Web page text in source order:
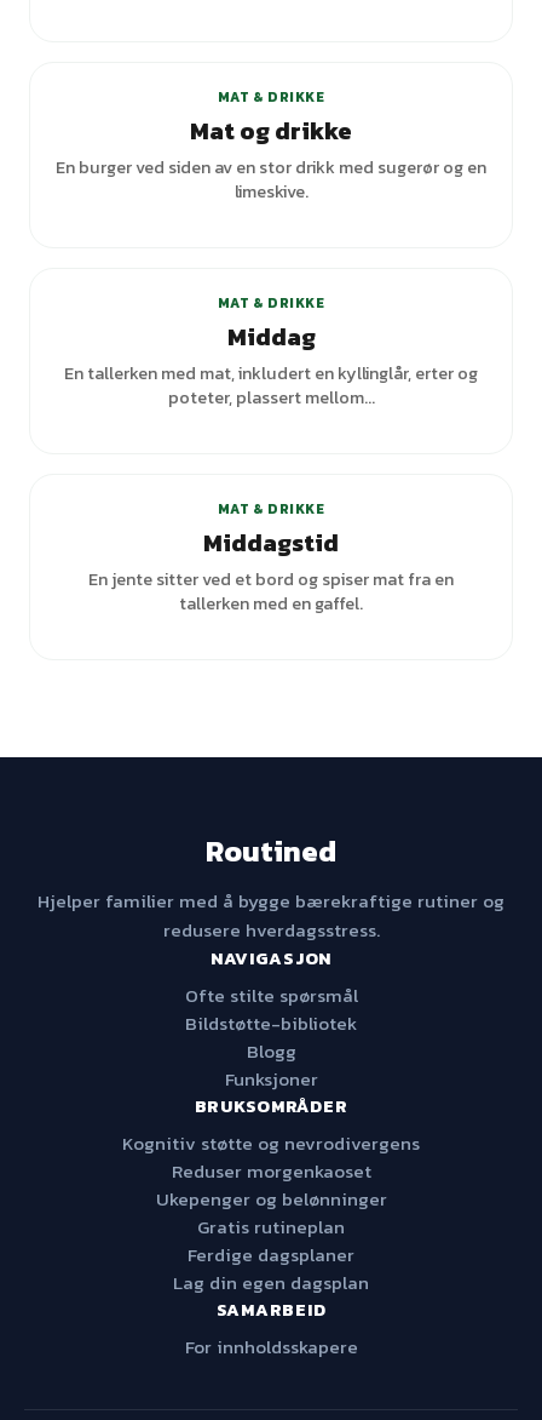
MAT & DRIKKE
Mat og drikke
En burger ved siden av en stor drikk med sugerør og en
limeskive.
MAT & DRIKKE
Middag
En tallerken med mat, inkludert en kyllinglår, erter og
poteter, plassert mellom...
MAT & DRIKKE
Middagstid
En jente sitter ved et bord og spiser mat fra en
tallerken med en gaffel.
Routined
Hjelper familier med å bygge bærekraftige rutiner og
redusere hverdagsstress.
NAVIGASJON
Ofte stilte spørsmål
Bildstøtte-bibliotek
Blogg
Funksjoner
BRUKSOMRÅDER
Kognitiv støtte og nevrodivergens
Reduser morgenkaoset
Ukepenger og belønninger
Gratis rutineplan
Ferdige dagsplaner
Lag din egen dagsplan
SAMARBEID
For innholdsskapere